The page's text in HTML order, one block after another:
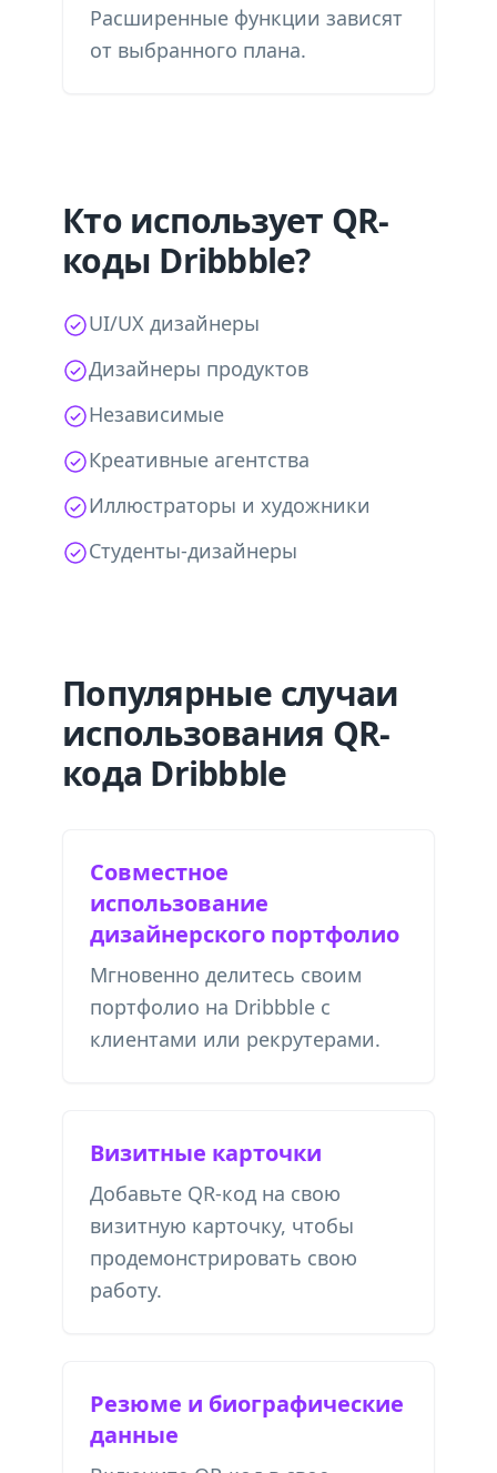
Расширенные функции зависят
от выбранного плана.
Кто использует QR-
коды Dribbble?
UI/UX дизайнеры
Дизайнеры продуктов
Независимые
Креативные агентства
Иллюстраторы и художники
Студенты-дизайнеры
Популярные случаи
использования QR-
кода Dribbble
Совместное
использование
дизайнерского портфолио
Мгновенно делитесь своим
портфолио на Dribbble с
клиентами или рекрутерами.
Визитные карточки
Добавьте QR-код на свою
визитную карточку, чтобы
продемонстрировать свою
работу.
Резюме и биографические
данные